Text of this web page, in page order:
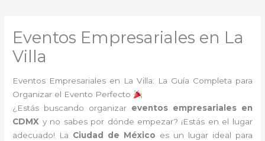
Eventos Empresariales en La
Villa
Eventos Empresariales en La Villa: La Guía Completa para
Organizar el Evento Perfecto
¿Estás buscando organizar eventos empresariales en
CDMX y no sabes por dónde empezar? ¡Estás en el lugar
adecuado! La Ciudad de México es un lugar ideal para